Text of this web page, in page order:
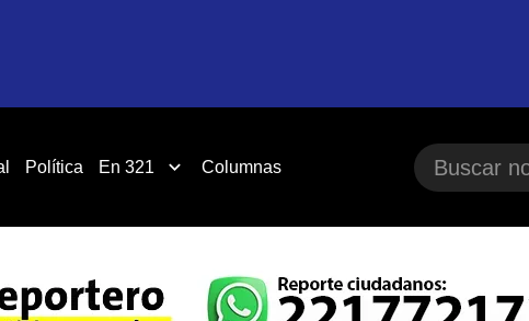
Política En 321 Columnas